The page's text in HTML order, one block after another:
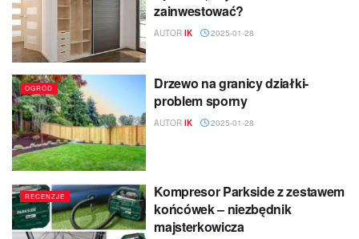
zainwestować?
AUTOR IK 2025-01-28
OGRÓD
Drzewo na granicy działki-
problem sporny
AUTOR IK 2025-01-28
RECENZJE
Kompresor Parkside z zestawem
końcówek – niezbędnik
majsterkowicza